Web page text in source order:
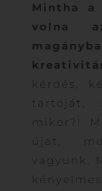
Mintha a
volna
kérdés,
tartóját,
mikor?!
újat,
vagyunk.